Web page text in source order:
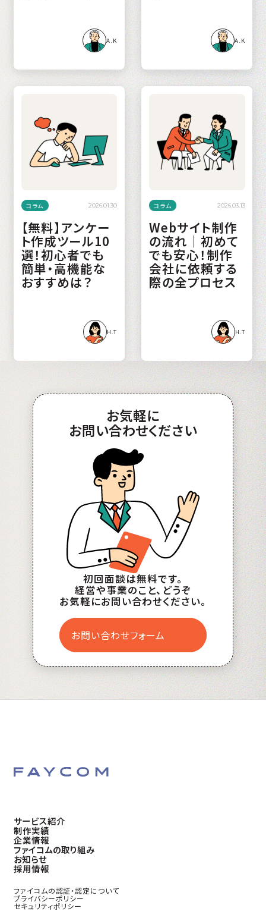
A.K A.K
コラム 2026.01.30
【無料】アンケー
ト作成ツール10
選！初心者でも
簡単・高機能な
おすすめは？
H.T
コラム 2026.03.13
Webサイト制作
の流れ｜初めて
でも安心！制作
会社に依頼する
際の全プロセス
H.T
お気軽に
お問い合わせください
初回面談は無料です。
経営や事業のこと、どうぞ
お気軽にお問い合わせください。
お問い合わせフォーム
サービス紹介
制作実績
企業情報
ファイコムの取り組み
お知らせ
採用情報
ファイコムの認証・認定について
プライバシーポリシー
セキュリティポリシー